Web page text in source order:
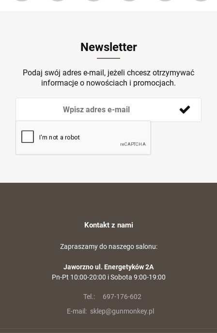
Newsletter
Podaj swój adres e-mail, jeżeli chcesz otrzymywać
informacje o nowościach i promocjach.
Kontakt z nami
Zapraszamy do naszego salonu:
Jaworzno ul. Energetyków 2A
Pn-Pt 10:00-20:00 i Sobota 9:00-19:00
Tel.:
697-176-602
E-mail: sklep@gunmonkey.pl